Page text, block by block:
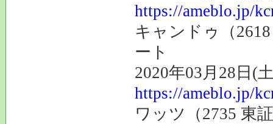
https://ameblo.jp/
キャンドゥ（
ート
2020年03月28日(
https://ameblo.jp/
ワッツ（2735 東